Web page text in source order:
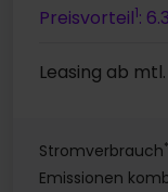
Preisvorteil1:
Leasing ab mtl.
Stromverbrauch*
Emissionen